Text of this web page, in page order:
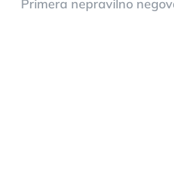
Primera nepravilno